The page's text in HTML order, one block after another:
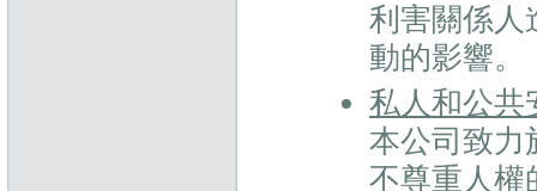
利害關係人
動的影響。
私人和公共
本公司致力
不尊重人權